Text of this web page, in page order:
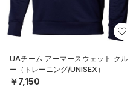
UAチーム アーマースウェット クル
ー（トレーニング/UNISEX）
￥7,150